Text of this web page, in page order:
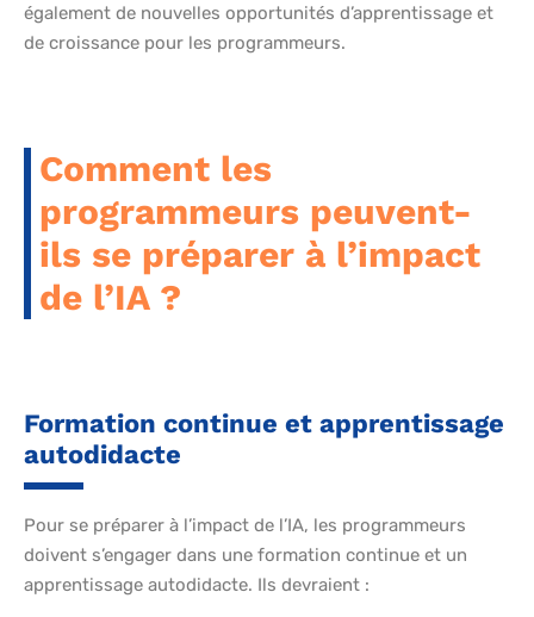
également de nouvelles opportunités d’apprentissage et
de croissance pour les programmeurs.
Comment les
programmeurs peuvent-
ils se préparer à l’impact
de l’IA ?
Formation continue et apprentissage
autodidacte
Pour se préparer à l’impact de l’IA, les programmeurs
doivent s’engager dans une formation continue et un
apprentissage autodidacte. Ils devraient :